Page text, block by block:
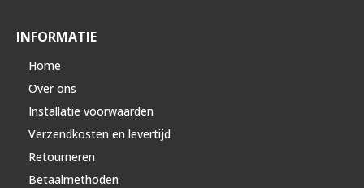
INFORMATIE
Home
Over ons
Installatie voorwaarden
Verzendkosten en levertijd
Retourneren
Betaalmethoden